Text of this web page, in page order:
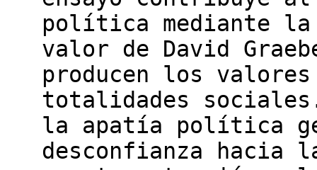
política mediante
valor de David
producen los
totalidades
la apatía política
desconfianza hacia